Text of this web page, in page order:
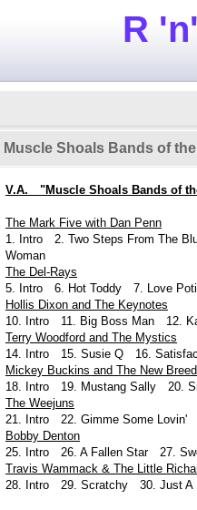
R
Muscle Shoals Bands of
V.A. "Muscle Shoals Bands of
The Mark Five with Dan Penn
1. Intro 2. Two Steps From The
Woman
The Del-Rays
5. Intro 6. Hot Toddy 7. Love
Hollis Dixon and The Keynotes
10. Intro 11. Big Boss Man 12.
Terry Woodford and The Mystics
14. Intro 15. Susie Q 16.
Mickey Buckins and The New Breed
18. Intro 19. Mustang Sally 20.
The Weejuns
21. Intro 22. Gimme Some
Bobby Denton
25. Intro 26. A Fallen Star 27.
Travis Wammack & The Little
28. Intro 29. Scratchy 30. Just A